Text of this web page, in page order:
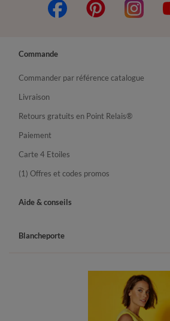
Commande
Commander par référence catalogue
Livraison
Retours gratuits en Point Relais®
Paiement
Carte 4 Etoiles
(1) Offres et codes promos
Aide & conseils
Blancheporte